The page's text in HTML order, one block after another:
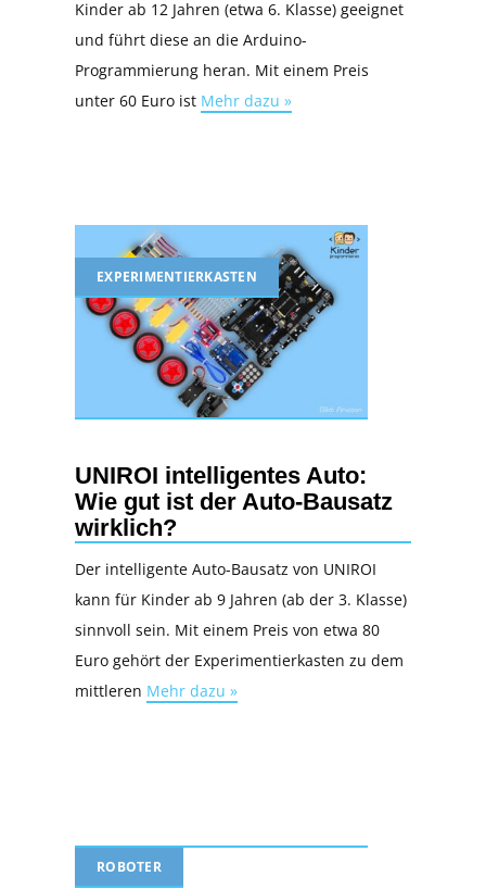
Kinder ab 12 Jahren (etwa 6. Klasse) geeignet
und führt diese an die Arduino-
Programmierung heran. Mit einem Preis
unter 60 Euro ist Mehr dazu »
EXPERIMENTIERKASTEN
UNIROI intelligentes Auto:
Wie gut ist der Auto-Bausatz
wirklich?
Der intelligente Auto-Bausatz von UNIROI
kann für Kinder ab 9 Jahren (ab der 3. Klasse)
sinnvoll sein. Mit einem Preis von etwa 80
Euro gehört der Experimentierkasten zu dem
mittleren Mehr dazu »
ROBOTER